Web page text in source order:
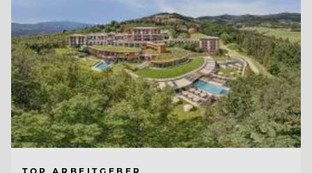
TOP ARBEITGEBER